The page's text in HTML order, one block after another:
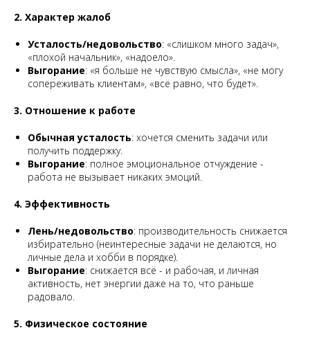
2. Характер жалоб
Усталость/недовольство: «слишком много задач»,
«плохой начальник», «надоело».
Выгорание: «я больше не чувствую смысла», «не могу
сопереживать клиентам», «всё равно, что будет».
3. Отношение к работе
Обычная усталость: хочется сменить задачи или
получить поддержку.
Выгорание: полное эмоциональное отчуждение -
работа не вызывает никаких эмоций.
4. Эффективность
Лень/недовольство: производительность снижается
избирательно (неинтересные задачи не делаются, но
личные дела и хобби в порядке).
Выгорание: снижается всё - и рабочая, и личная
активность, нет энергии даже на то, что раньше
радовало.
5. Физическое состояние